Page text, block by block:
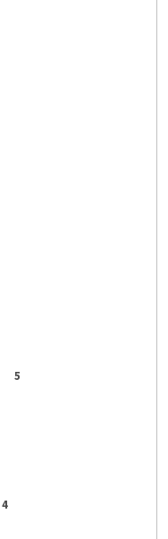
5
4